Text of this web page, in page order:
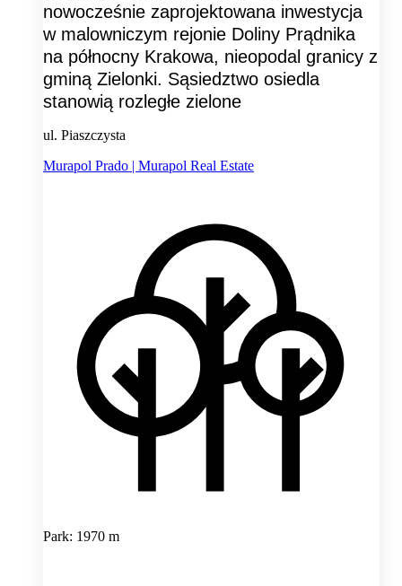
nowocześnie zaprojektowana inwestycja
w malowniczym rejonie Doliny Prądnika
na północny Krakowa, nieopodal granicy z
gminą Zielonki. Sąsiedztwo osiedla
stanowią rozległe zielone
ul. Piaszczysta
Murapol Prado | Murapol Real Estate
Park: 1970 m